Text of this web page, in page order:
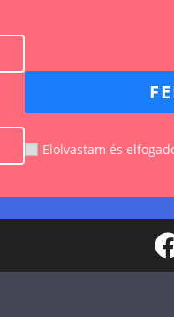
Elolvastam és